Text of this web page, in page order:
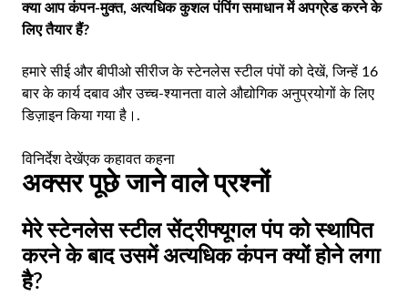
क्या आप कंपन-मुक्त, अत्यधिक कुशल पंपिंग समाधान में अपग्रेड करने के
लिए तैयार हैं?
हमारे सीई और बीपीओ सीरीज के स्टेनलेस स्टील पंपों को देखें, जिन्हें 16
बार के कार्य दबाव और उच्च-श्यानता वाले औद्योगिक अनुप्रयोगों के लिए
डिज़ाइन किया गया है।.
विनिर्देश देखेंएक कहावत कहना
अक्सर पूछे जाने वाले प्रश्नों
मेरे स्टेनलेस स्टील सेंट्रीफ्यूगल पंप को स्थापित
करने के बाद उसमें अत्यधिक कंपन क्यों होने लगा
है?